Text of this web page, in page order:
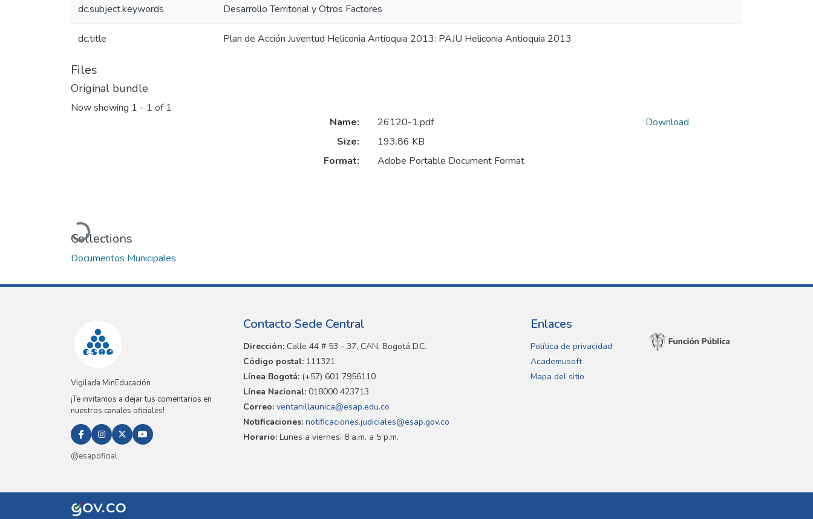
dc.subject.keywords Desarrollo Territorial y Otros Factores
dc.title Plan de Acción Juventud Heliconia Antioquia 2013: PAJU Heliconia Antioquia 2013
Files
Original bundle
Now showing 1 - 1 of 1
Loading...
Name:
26120-1.pdf
Size:
193.86 KB
Format:
Adobe Portable Document Format
Download
Collections
Documentos Municipales
Vigilada MinEducación
¡Te invitamos a dejar tus comentarios en
nuestros canales oficiales!
@esapoficial
Contacto Sede Central
Dirección: Calle 44 # 53 - 37, CAN, Bogotá D.C.
Código postal: 111321
Línea Bogotá: (+57) 601 7956110
Línea Nacional: 018000 423713
Correo: ventanillaunica@esap.edu.co
Notificaciones: notificaciones.judiciales@esap.gov.co
Horario: Lunes a viernes, 8 a.m. a 5 p.m.
Enlaces
Política de privacidad
Academusoft
Mapa del sitio